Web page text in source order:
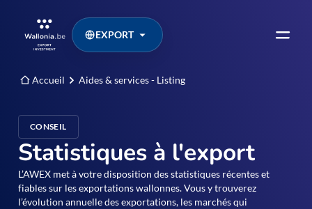
EXPORT
Accueil Aides & services - Listing
CONSEIL
Statistiques à l'export
L’AWEX met à votre disposition des statistiques récentes et
fiables sur les exportations wallonnes. Vous y trouverez
l’évolution annuelle des exportations, les marchés qui